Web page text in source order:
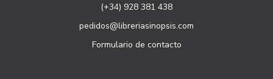
(+34) 928 381 438
pedidos@libreriasinopsis.com
Formulario de contacto